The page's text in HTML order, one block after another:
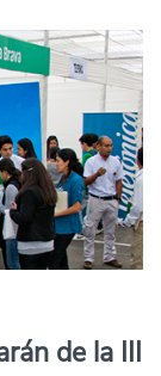
de la III